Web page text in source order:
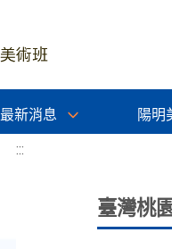
最新消息 陽明
:::
臺灣桃